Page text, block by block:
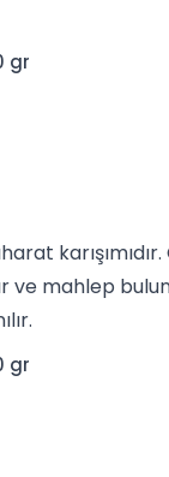
gr
mahlep
gr